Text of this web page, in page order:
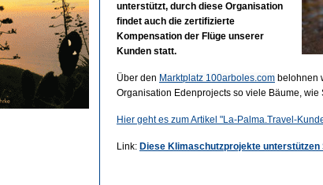
unterstützt, durch diese Organisation
findet auch die zertifizierte
Kompensation der Flüge unserer
Kunden statt.
Über den Marktplatz 100arboles.com belohnen
Organisation Edenprojects so viele Bäume,
Hier geht es zum Artikel "La-Palma.Travel-
Link: Diese Klimaschutzprojekte